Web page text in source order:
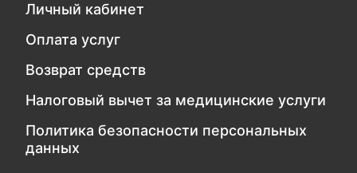
Личный кабинет
Оплата услуг
Возврат средств
Налоговый вычет за медицинские услуги
Политика безопасности персональных
данных